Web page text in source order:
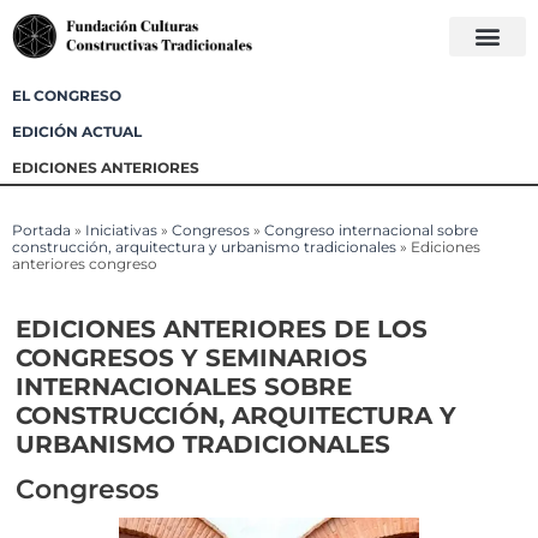
EL CONGRESO
EDICIÓN ACTUAL
EDICIONES ANTERIORES
Portada » Iniciativas » Congresos » Congreso internacional sobre
construcción, arquitectura y urbanismo tradicionales » Ediciones
anteriores congreso
EDICIONES ANTERIORES DE LOS
CONGRESOS Y SEMINARIOS
INTERNACIONALES SOBRE
CONSTRUCCIÓN, ARQUITECTURA Y
URBANISMO TRADICIONALES
Congresos